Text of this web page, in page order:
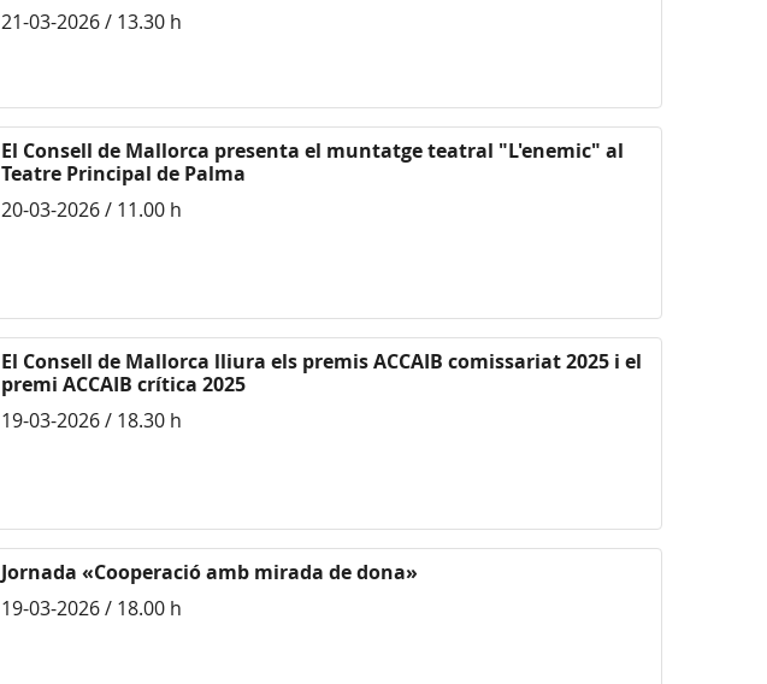
21-03-2026 / 13.30 h
El Consell de Mallorca presenta el muntatge teatral "L'enemic" al
Teatre Principal de Palma
20-03-2026 / 11.00 h
El Consell de Mallorca lliura els premis ACCAIB comissariat 2025 i el
premi ACCAIB crítica 2025
19-03-2026 / 18.30 h
Jornada «Cooperació amb mirada de dona»
19-03-2026 / 18.00 h